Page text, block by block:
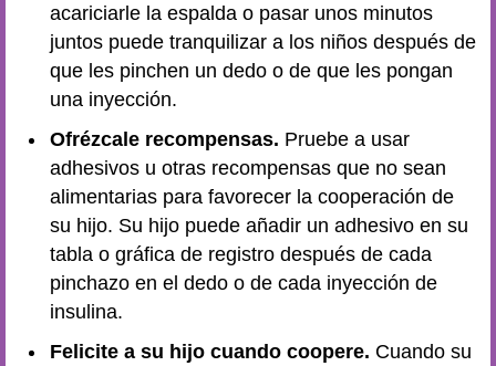
acariciarle la espalda o pasar unos minutos
juntos puede tranquilizar a los niños después de
que les pinchen un dedo o de que les pongan
una inyección.
Ofrézcale recompensas. Pruebe a usar
adhesivos u otras recompensas que no sean
alimentarias para favorecer la cooperación de
su hijo. Su hijo puede añadir un adhesivo en su
tabla o gráfica de registro después de cada
pinchazo en el dedo o de cada inyección de
insulina.
Felicite a su hijo cuando coopere. Cuando su